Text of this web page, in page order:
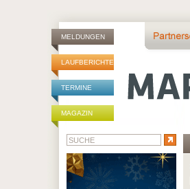
MELDUNGEN
LAUFBERICHTE
TERMINE
MAGAZIN